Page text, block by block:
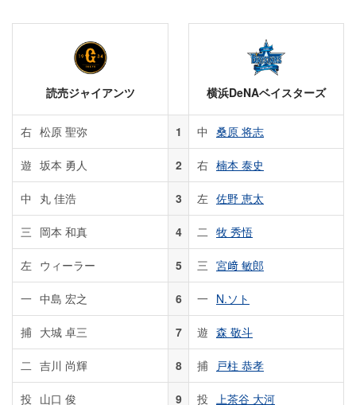
読売ジャイアンツ 横浜DeNAベイスターズ
右 松原 聖弥 1 中 桑原 将志
遊 坂本 勇人 2 右 楠本 泰史
中 丸 佳浩 3 左 佐野 恵太
三 岡本 和真 4 二 牧 秀悟
左 ウィーラー 5 三 宮﨑 敏郎
一 中島 宏之 6 一 N.ソト
捕 大城 卓三 7 遊 森 敬斗
二 吉川 尚輝 8 捕 戸柱 恭孝
投 山口 俊 9 投 上茶谷 大河